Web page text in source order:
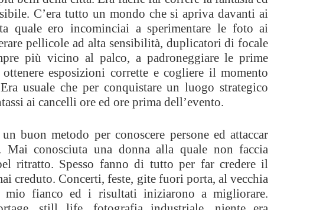
C’era tutto un mondo che si apriva davanti ai
quale ero incominciai a sperimentare le foto ai
pellicole ad alta sensibilità, duplicatori di focale
più vicino al palco, a padroneggiare le prime
esposizioni corrette e cogliere il momento
usuale che per conquistare un luogo strategico
ai cancelli ore ed ore prima dell’evento.
buon metodo per conoscere persone ed attaccar
Mai conosciuta una donna alla quale non faccia
ritratto. Spesso fanno di tutto per far credere il
creduto. Concerti, feste, gite fuori porta, al vecchia
mio fianco ed i risultati iniziarono a migliorare.